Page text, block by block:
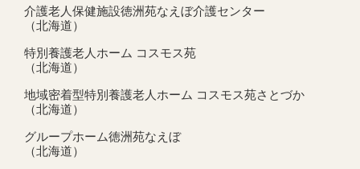
介護老人保健施設徳洲苑なえぼ介護センター
（北海道）
特別養護老人ホーム コスモス苑
（北海道）
地域密着型特別養護老人ホーム コスモス苑さとづか
（北海道）
グループホーム徳洲苑なえぼ
（北海道）